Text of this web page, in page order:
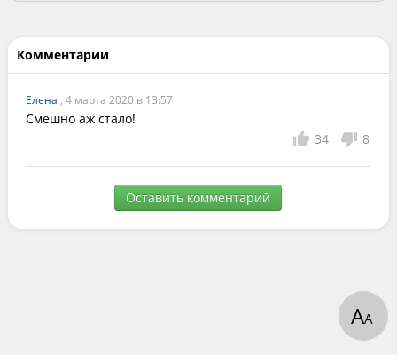
Комментарии
Елена , 4 марта 2020 в 13:57
Смешно аж стало!
34
8
Оставить комментарий
АА